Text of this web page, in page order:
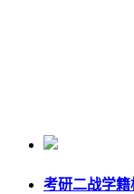
考研二战学籍